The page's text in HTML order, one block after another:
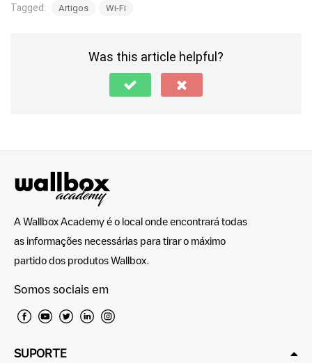
Tagged: Artigos Wi-Fi
Was this article helpful?
A Wallbox Academy é o local onde encontrará todas
as informações necessárias para tirar o máximo
partido dos produtos Wallbox.
Somos sociais em
SUPORTE